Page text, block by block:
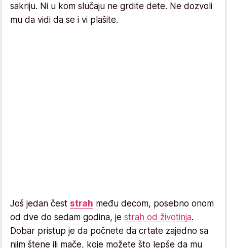
sakriju. Ni u kom slučaju ne grdite dete. Ne dozvoli
mu da vidi da se i vi plašite.
Još jedan čest strah među decom, posebno onom
od dve do sedam godina, je strah od životinja.
Dobar pristup je da počnete da crtate zajedno sa
njim štene ili mače, koje možete što lepše da mu